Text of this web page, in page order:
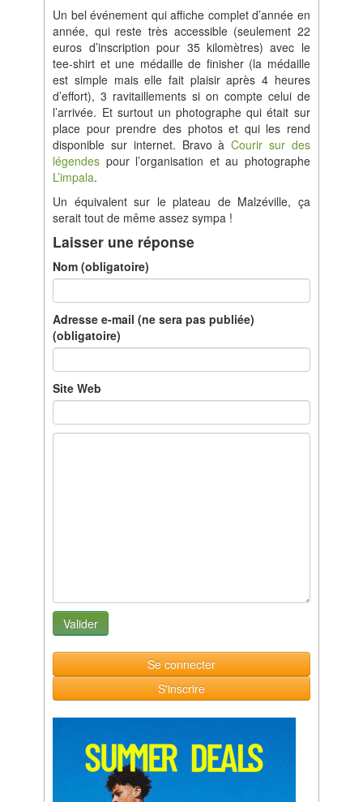
Un bel événement qui affiche complet d’année en
année, qui reste très accessible (seulement 22
euros d’inscription pour 35 kilomètres) avec le
tee-shirt et une médaille de finisher (la médaille
est simple mais elle fait plaisir après 4 heures
d’effort), 3 ravitaillements si on compte celui de
l’arrivée. Et surtout un photographe qui était sur
place pour prendre des photos et qui les rend
disponible sur internet. Bravo àCourir sur des
légendes pour l’organisation et au photographe
L’impala.
Un équivalent sur le plateau de Malzéville, ça
serait tout de même assez sympa !
Laisser une réponse
Nom (obligatoire)
Adresse e-mail (ne sera pas publiée)
(obligatoire)
Site Web
Se connecter
S'inscrire